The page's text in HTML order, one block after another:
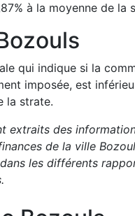
% à la moyenne de la
qui indique si la
imposée, est
la strate.
extraits des
de la ville
les différents
.